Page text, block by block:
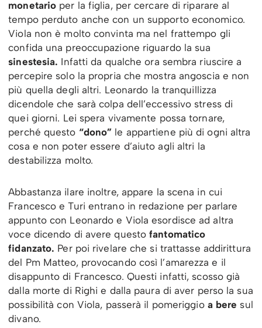
monetario per la figlia, per cercare di riparare al
tempo perduto anche con un supporto economico.
Viola non è molto convinta ma nel frattempo gli
confida una preoccupazione riguardo la sua
sinestesia. Infatti da qualche ora sembra riuscire a
percepire solo la propria che mostra angoscia e non
più quella degli altri. Leonardo la tranquillizza
dicendole che sarà colpa dell’eccessivo stress di
quei giorni. Lei spera vivamente possa tornare,
perché questo “dono” le appartiene più di ogni altra
cosa e non poter essere d’aiuto agli altri la
destabilizza molto.
Abbastanza ilare inoltre, appare la scena in cui
Francesco e Turi entrano in redazione per parlare
appunto con Leonardo e Viola esordisce ad altra
voce dicendo di avere questofantomatico
fidanzato. Per poi rivelare che si trattasse addirittura
del Pm Matteo, provocando così l’amarezza e il
disappunto di Francesco. Questi infatti, scosso già
dalla morte di Righi e dalla paura di aver perso la sua
possibilità con Viola, passerà il pomeriggio a bere sul
divano.